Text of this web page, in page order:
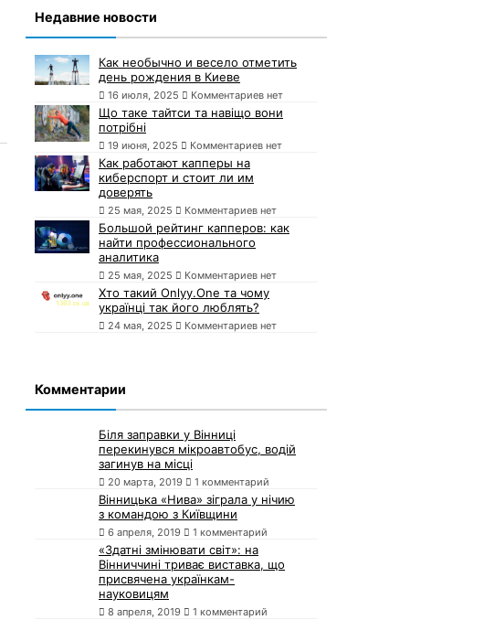
Недавние новости
Как необычно и весело отметить
день рождения в Киеве
16 июля, 2025 Комментариев нет
Що таке тайтси та навіщо вони
потрібні
19 июня, 2025 Комментариев нет
Как работают капперы на
киберспорт и стоит ли им
доверять
25 мая, 2025 Комментариев нет
Большой рейтинг капперов: как
найти профессионального
аналитика
25 мая, 2025 Комментариев нет
Хто такий Onlyy.One та чому
українці так його люблять?
24 мая, 2025 Комментариев нет
Комментарии
Біля заправки у Вінниці
перекинувся мікроавтобус, водій
загинув на місці
20 марта, 2019 1 комментарий
Вінницька «Нива» зіграла у нічию
з командою з Київщини
6 апреля, 2019 1 комментарий
«Здатні змінювати світ»: на
Вінниччині триває виставка, що
присвячена українкам-
науковицям
8 апреля, 2019 1 комментарий